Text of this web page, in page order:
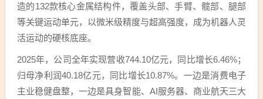
造的132款核心金属结构件，覆盖头部、手臂、髋部、腿部
等关键运动单元，以微米级精度与超高强度，成为机器人灵
活运动的硬核底座。
2025年，公司全年实现营收744.10亿元，同比增长6.46%；
归母净利润40.18亿元，同比增长10.87%。一边是消费电子
主业稳健盘整，一边是具身智能、AI服务器、商业航天三大